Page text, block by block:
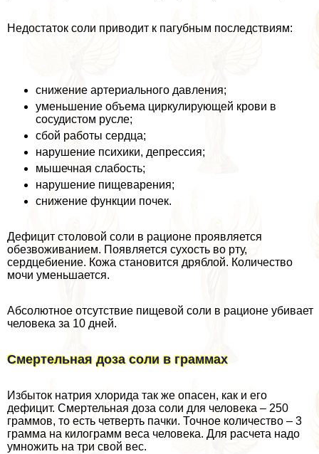
Недостаток соли приводит к пагубным последствиям:
снижение артериального давления;
уменьшение объема циркулирующей крови в
сосудистом русле;
сбой работы сердца;
нарушение психики, депрессия;
мышечная слабость;
нарушение пищеварения;
снижение функции почек.
Дефицит столовой соли в рационе проявляется
обезвоживанием. Появляется сухость во рту,
сердцебиение. Кожа становится дряблой. Количество
мочи уменьшается.
Абсолютное отсутствие пищевой соли в рационе убивает
человека за 10 дней.
Смертельная доза соли в граммах
Избыток натрия хлорида так же опасен, как и его
дефицит. Смертельная доза соли для человека – 250
граммов, то есть четверть пачки. Точное количество – 3
грамма на килограмм веса человека. Для расчета надо
умножить на три свой вес.